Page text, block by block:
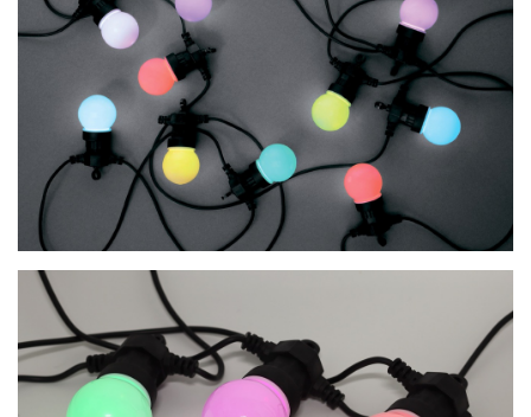
НОВОСТИ
ОПЛАТА И ДОСТАВКА
ЗАДАТЬ ВОПРОС
ЗАЯВКА